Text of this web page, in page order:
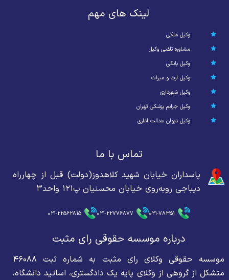
لینک های مهم
وکیل ملکی
مشاوره تلفنی وکیل
وکیل بانکی
وکیل ارث و میراث
وکیل شهرداری
وکیل جرایم پزشکی تهران
وکیل دیوان عدالت اداری
تماس با ما
پاسداران خیابان شهید کلاهدوز(دولت) قبل از چهارراه
دیباجی روبه‌روی خیابان محسنیان پ۱۲۱ واحد۳
021-78351
021-22776877
021-22562815
درباره موسسه حقوقی رای مثبت
موسسه حقوقی وکلای رای مثبت به شماره ثبت ۴۶۰۸۸
متشکل از گروهی از وکلای پایه یک دادگستری، اساتید دانشگاه،